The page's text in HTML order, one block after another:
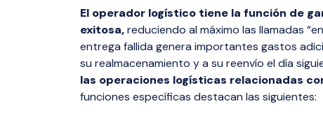
El operador logístico tiene la función de
exitosa,reduciendo al máximo las llamadas
entrega fallida genera importantes gastos
su realmacenamiento y a su reenvío el día
las operaciones logísticas relacionadas
funciones específicas destacan las siguientes: